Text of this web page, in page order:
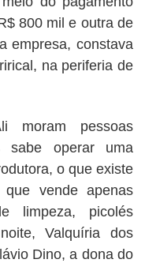
800 mil e outra de
empresa, constava
na periferia de
moram pessoas
sabe operar uma
o que existe
vende apenas
limpeza, picolés
Valquíria dos
Dino, a dona do